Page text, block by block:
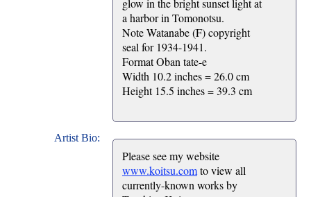
glow in the bright sunset light at
a harbor in Tomonotsu.
Note Watanabe (F) copyright
seal for 1934-1941.
Format Oban tate-e
Width 10.2 inches = 26.0 cm
Height 15.5 inches = 39.3 cm
Artist Bio:
Please see my website
www.koitsu.comto view all
currently-known works by